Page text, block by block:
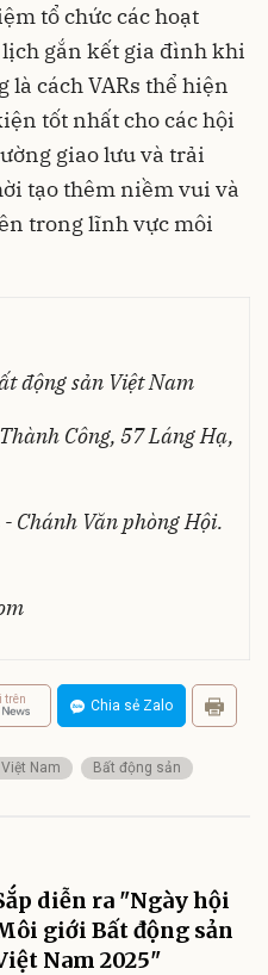
tổ chức các hoạt
gắn kết gia đình khi
cách VARs thể hiện
tốt nhất cho các hội
giao lưu và trải
tạo thêm niềm vui và
trong lĩnh vực môi
động sản Việt Nam
Công, 57 Láng Hạ,
Chánh Văn phòng Hội.
trên Chia sẻ Zalo
Nam Bất động sản
diễn ra "Ngày hội
giới Bất động sản
Nam 2025"